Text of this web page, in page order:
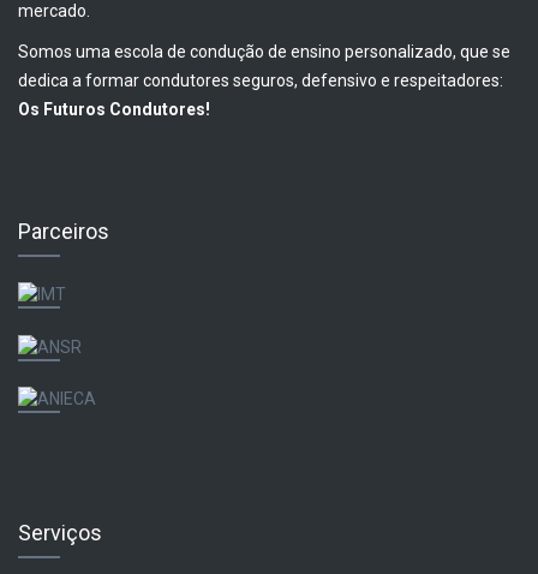
mercado.
Somos uma escola de condução de ensino personalizado, que se
dedica a formar condutores seguros, defensivo e respeitadores:
Os Futuros Condutores!
Parceiros
Serviços